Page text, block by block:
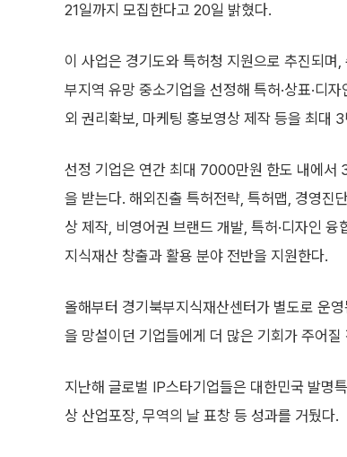
21일까지 모집한다고 20일 밝혔다.
이 사업은 경기도와 특허청 지원으로 추진되며
부지역 유망 중소기업을 선정해 특허·상표·디
외 권리확보, 마케팅 홍보영상 제작 등을 최대
선정 기업은 연간 최대 7000만원 한도 내에서
을 받는다. 해외진출 특허전략, 특허맵, 경영진
상 제작, 비영어권 브랜드 개발, 특허·디자인 융
지식재산 창출과 활용 분야 전반을 지원한다.
올해부터 경기북부지식재산센터가 별도로 운
을 망설이던 기업들에게 더 많은 기회가 주어질
지난해 글로벌 IP스타기업들은 대한민국 발명
상 산업포장, 무역의 날 표창 등 성과를 거뒀다.